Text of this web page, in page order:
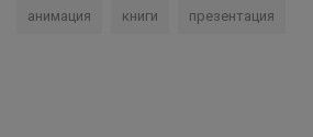
анимация книги презентация